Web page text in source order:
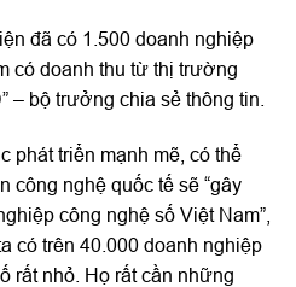
đã có 1.500 doanh nghiệp
có doanh thu từ thị trường
– bộ trưởng chia sẻ thông tin.
phát triển mạnh mẽ, có thể
công nghệ quốc tế sẽ “gây
công nghệ số Việt Nam”,
có trên 40.000 doanh nghiệp
rất nhỏ. Họ rất cần những